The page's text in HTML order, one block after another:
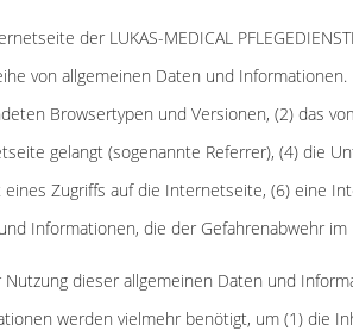
der LUKAS-MEDICAL
von allgemeinen Daten und
Browsertypen und Versionen, (2) das
gelangt (sogenannte Referrer), (4) die
eines Zugriffs auf die Internetseite, (6) eine
Informationen, die der Gefahrenabwehr
Nutzung dieser allgemeinen Daten und
werden vielmehr benötigt, um (1) die